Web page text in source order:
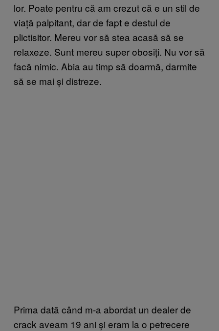
lor. Poate pentru că am crezut că e un stil de
viață palpitant, dar de fapt e destul de
plictisitor. Mereu vor să stea acasă să se
relaxeze. Sunt mereu super obosiți. Nu vor să
facă nimic. Abia au timp să doarmă, darmite
să se mai și distreze.
Prima dată când m-a abordat un dealer de
crack aveam 19 ani și eram la o petrecere